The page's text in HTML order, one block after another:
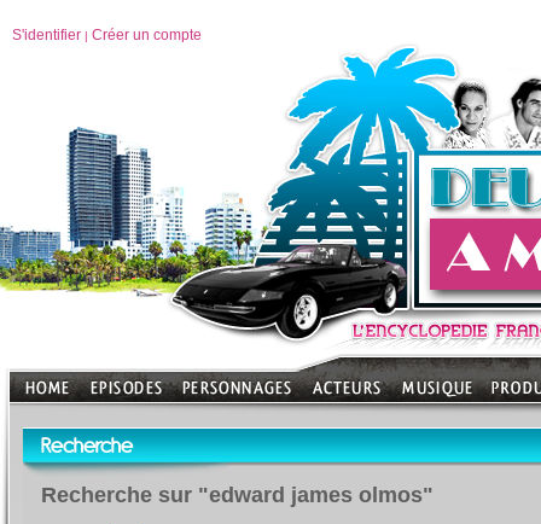
S'identifier | Créer un compte
Recherche
Recherche sur "edward james olmos"